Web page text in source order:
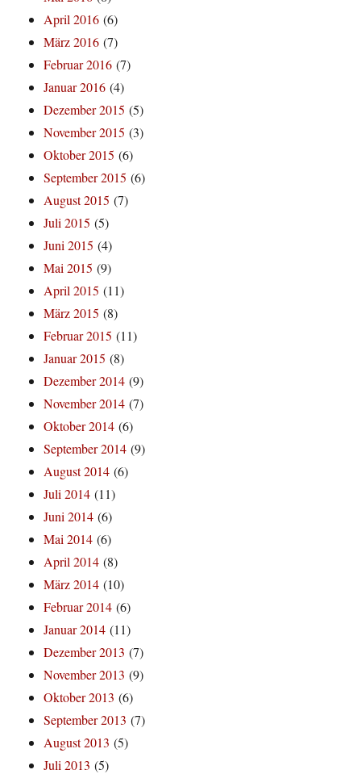
April 2016 (6)
März 2016 (7)
Februar 2016 (7)
Januar 2016 (4)
Dezember 2015 (5)
November 2015 (3)
Oktober 2015 (6)
September 2015 (6)
August 2015 (7)
Juli 2015 (5)
Juni 2015 (4)
Mai 2015 (9)
April 2015 (11)
März 2015 (8)
Februar 2015 (11)
Januar 2015 (8)
Dezember 2014 (9)
November 2014 (7)
Oktober 2014 (6)
September 2014 (9)
August 2014 (6)
Juli 2014 (11)
Juni 2014 (6)
Mai 2014 (6)
April 2014 (8)
März 2014 (10)
Februar 2014 (6)
Januar 2014 (11)
Dezember 2013 (7)
November 2013 (9)
Oktober 2013 (6)
September 2013 (7)
August 2013 (5)
Juli 2013 (5)